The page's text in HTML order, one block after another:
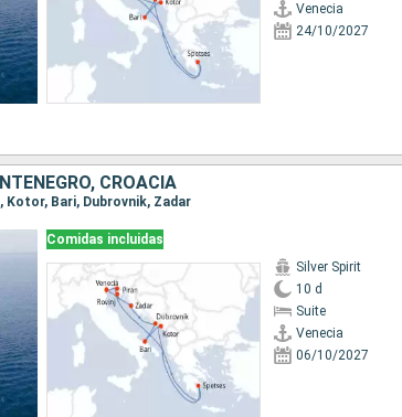
Venecia
24/10/2027
CROACIA
Kotor, Bari, Dubrovnik, Zadar
Comidas incluidas
Silver Spirit
10 d
Suite
Venecia
06/10/2027